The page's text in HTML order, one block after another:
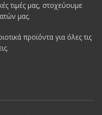
τιμές μας, στοχεύουμε
μας.
προϊόντα για όλες τις